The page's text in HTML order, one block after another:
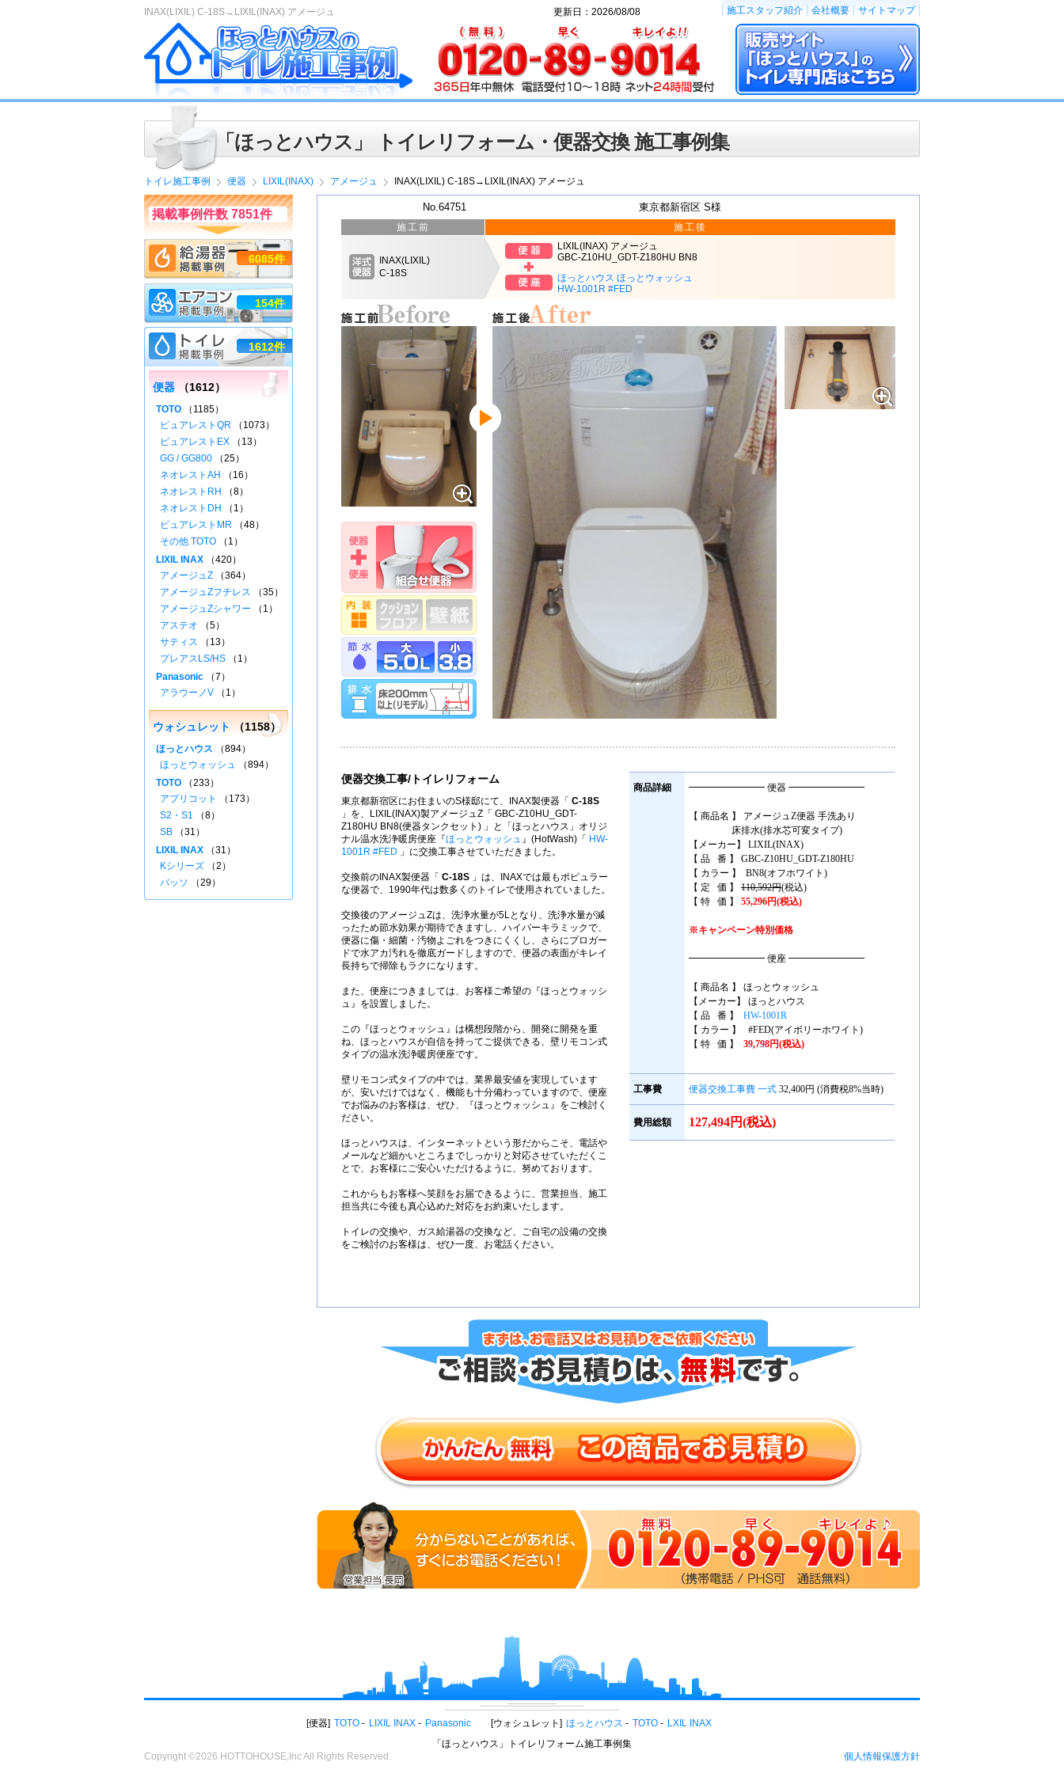
INAX(LIXIL) C-18S→LIXIL(INAX) アメージュ
「ほっとハウス」 トイレリフォーム・便器交換 施工事例集
トイレ施工事例 便器 LIXIL(INAX) アメージュ INAX(LIXIL) C-18S→LIXIL(INAX) アメージュ
No.64751 東京都新宿区 S様
施工前
INAX(LIXIL)
C-18S
施工後
LIXIL(INAX) アメージュ
GBC-Z10HU_GDT-Z180HU BN8
ほっとハウス ほっとウォッシュ
HW-1001R #FED
便器交換工事/トイレリフォーム
東京都新宿区にお住まいのS様邸にて、INAX製便器「 C-18S
」を、LIXIL(INAX)製アメージュZ「 GBC-Z10HU_GDT-
Z180HU BN8(便器タンクセット) 」と「ほっとハウス」オリジ
ナル温水洗浄暖房便座『ほっとウォッシュ』(HotWash)「
HW-
1001R #FED 」に交換工事させていただきました。
交換前のINAX製便器「 C-18S 」は、INAXでは最もポピュラー
な便器で、1990年代は数多くのトイレで使用されていました。
交換後のアメージュZは、洗浄水量が5Lとなり、洗浄水量が減
ったため節水効果が期待できますし、ハイパーキラミックで、
便器に傷・細菌・汚物よごれをつきにくくし、さらにプロガー
ドで水アカ汚れを徹底ガードしますので、便器の表面がキレイ
長持ちで掃除もラクになります。
また、便座につきましては、お客様ご希望の『ほっとウォッシ
ュ』を設置しました。
この『ほっとウォッシュ』は構想段階から、開発に開発を重
ね、ほっとハウスが自信を持ってご提供できる、壁リモコン式
タイプの温水洗浄暖房便座です。
壁リモコン式タイプの中では、業界最安値を実現しています
が、安いだけではなく、機能も十分備わっていますので、便座
でお悩みのお客様は、ぜひ、『ほっとウォッシュ』をご検討く
ださい。
ほっとハウスは、インターネットという形だからこそ、電話や
メールなど細かいところまでしっかりと対応させていただくこ
とで、お客様にご安心いただけるように、努めております。
これからもお客様へ笑顔をお届できるように、営業担当、施工
担当共に今後も真心込めた対応をお約束いたします。
トイレの交換や、ガス給湯器の交換など、ご自宅の設備の交換
をご検討のお客様は、ぜひ一度、お電話ください。
商品詳細 ━━━━━━━━ 便器 ━━━━━━━━
【 商品名 】 アメージュZ便器 手洗あり
床排水(排水芯可変タイプ)
【メーカー】 LIXIL(INAX)
【 品 番 】 GBC-Z10HU_GDT-Z180HU
【 カラー 】 BN8(オフホワイト)
【 定 価 】 110,592円(税込)
【 特 価 】 55,296円(税込)
※キャンペーン特別価格
━━━━━━━━ 便座 ━━━━━━━━
【 商品名 】 ほっとウォッシュ
【メーカー】 ほっとハウス
【 品 番 】 HW-1001R
【 カラー 】 #FED(アイボリーホワイト)
【 特 価 】 39,798円(税込)
工事費 便器交換工事費 一式 32,400円 (消費税8%当時)
費用総額 127,494円(税込)
掲載事例件数 7851件
6085件
154件
1612件
便器 （1612）
TOTO （1185）
ピュアレストQR （1073）
ピュアレストEX （13）
GG / GG800 （25）
ネオレストAH
（16）
ネオレストRH
（8）
ネオレストDH
（1）
ピュアレストMR （48）
その他 TOTO （1）
LIXIL INAX （420）
アメージュZ （364）
アメージュZフチレス （35）
アメージュZシャワー （1）
アステオ （5）
サティス （13）
プレアスLS/HS （1）
Panasonic （7）
アラウーノV （1）
ウォシュレット （1158）
ほっとハウス （894）
ほっとウォッシュ （894）
TOTO （233）
アプリコット
（173）
S2・S1 （8）
SB （31）
LIXIL INAX （31）
Kシリーズ （2）
パッソ （29）
更新日：2026/08/08 施工スタッフ紹介 会社概要 サイトマップ
便器 TOTO LIXIL INAX Panasonic ウォシュレット ほっとハウス TOTO
LXIL INAX
「ほっとハウス」トイレリフォーム施工事例集
Copyright ©2026 HOTTOHOUSE,Inc All Rights Reserved.
個人情報保護方針